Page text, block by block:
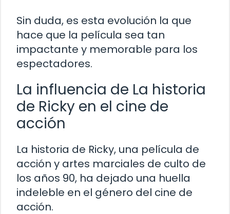
Sin duda, es esta evolución la que
hace que la película sea tan
impactante y memorable para los
espectadores.
La influencia de La historia
de Ricky en el cine de
acción
La historia de Ricky, una película de
acción y artes marciales de culto de
los años 90, ha dejado una huella
indeleble en el género del cine de
acción.